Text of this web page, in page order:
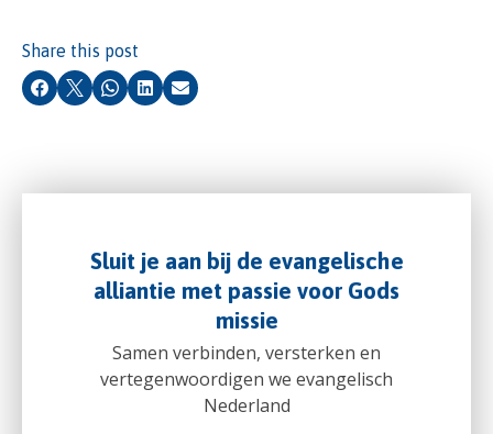
Share this post
Facebook
X Whatsapp
LinkedIn
Email
Sluit je aan bij de evangelische
alliantie met passie voor Gods
missie
Samen verbinden, versterken en
vertegenwoordigen we evangelisch
Nederland